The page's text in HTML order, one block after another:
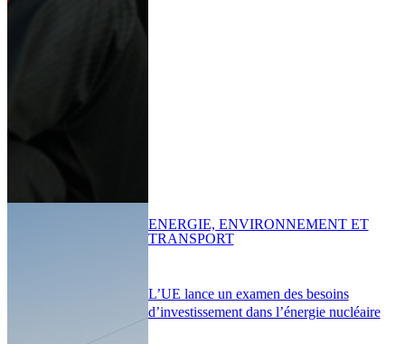
L’UE lance un examen des besoins
d’investissement dans l’énergie nucléaire
ENERGIE, ENVIRONNEMENT ET
TRANSPORT